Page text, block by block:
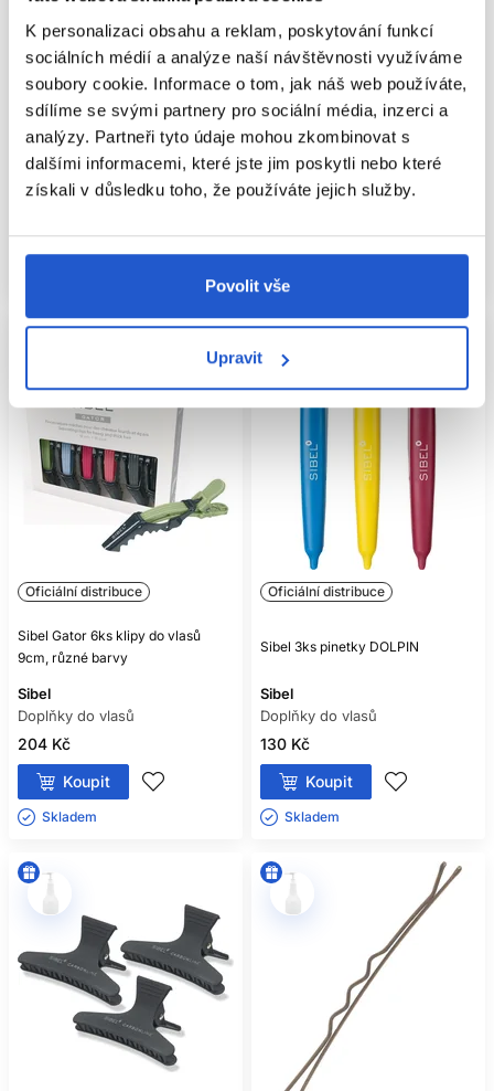
K personalizaci obsahu a reklam, poskytování funkcí
sociálních médií a analýze naší návštěvnosti využíváme
soubory cookie. Informace o tom, jak náš web používáte,
sdílíme se svými partnery pro sociální média, inzerci a
analýzy. Partneři tyto údaje mohou zkombinovat s
dalšími informacemi, které jste jim poskytli nebo které
získali v důsledku toho, že používáte jejich služby.
Povolit vše
Upravit
Framar štipce do vlasů Pastel CL-
CC-PSTL
Framar
Doplňky do vlasů
375 Kč
Koupit
Oficiální distribuce
Sibel Assistant klip do vlasů pro
oddělení sekcí
Sibel
Doplňky do vlasů
65 Kč
Koupit
Oficiální distribuce
Sibel Gator 6ks klipy do vlasů
9cm, různé barvy
Sibel
Doplňky do vlasů
204 Kč
Koupit
Skladem ㅤ
Oficiální distribuce
Sibel 3ks pinetky DOLPIN
Sibel
Doplňky do vlasů
130 Kč
Koupit
Skladem ㅤ